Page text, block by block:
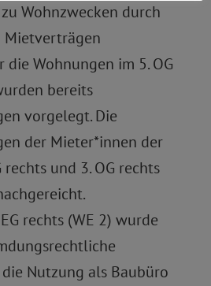
Wohnzwecken durch
Mietverträgen
die Wohnungen im 5. OG
bereits
vorgelegt. Die
der Mieter*innen der
und 3. OG rechts
rechts (WE 2) wurde
Nutzung als Baubüro